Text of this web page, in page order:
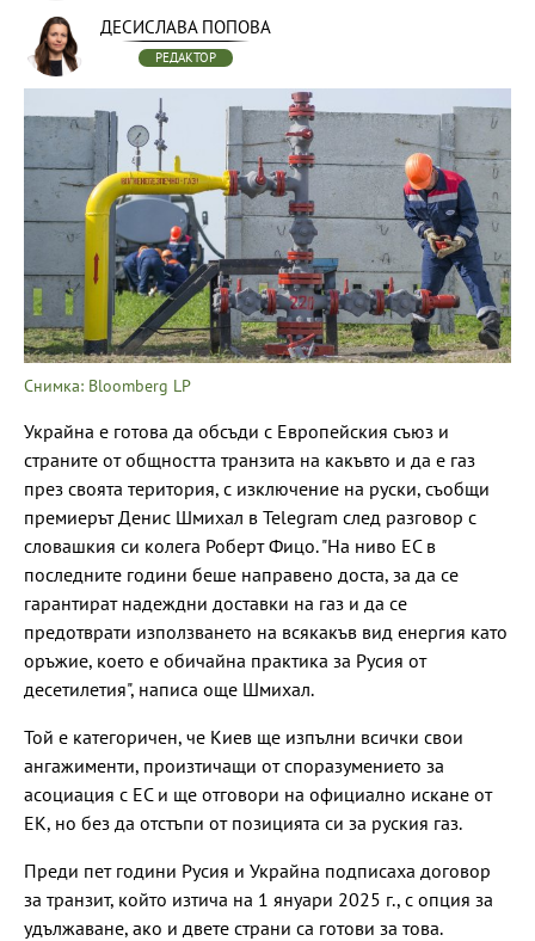
ДЕСИСЛАВА ПОПОВА
РЕДАКТОР
Снимка: Bloomberg LP
Украйна е готова да обсъди с Европейския съюз и
страните от общността транзита на какъвто и да е газ
през своята територия, с изключение на руски, съобщи
премиерът Денис Шмихал в Telegram след разговор с
словашкия си колега Роберт Фицо. "На ниво ЕС в
последните години беше направено доста, за да се
гарантират надеждни доставки на газ и да се
предотврати използването на всякакъв вид енергия като
оръжие, което е обичайна практика за Русия от
десетилетия", написа още Шмихал.
Той е категоричен, че Киев ще изпълни всички свои
ангажименти, произтичащи от споразумението за
асоциация с ЕС и ще отговори на официално искане от
ЕК, но без да отстъпи от позицията си за руския газ.
Преди пет години Русия и Украйна подписаха договор
за транзит, който изтича на 1 януари 2025 г., с опция за
удължаване, ако и двете страни са готови за това.